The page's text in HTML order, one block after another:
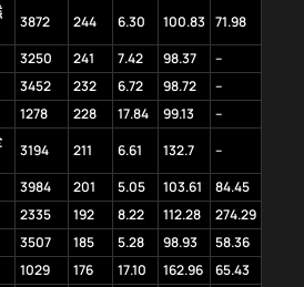
3872 244 6.30 100.83 71.98
3250 241 7.42 98.37
–
3452 232 6.72 98.72
–
1278 228 17.84 99.13
–
3194 211 6.61 132.7
–
3984 201 5.05 103.61
84.45
2335 192 8.22 112.28
274.29
3507 185 5.28 98.93
58.36
1029 176 17.10 162.96 65.43